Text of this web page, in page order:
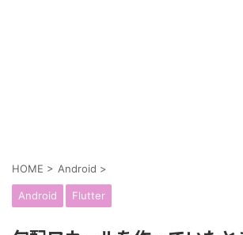
HOME > Android >
Android Flutter